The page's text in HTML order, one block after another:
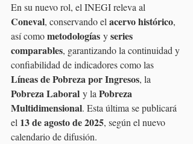
En su nuevo rol, el INEGI releva al
Coneval, conservando el acervo histórico,
así como metodologías y series
comparables, garantizando la continuidad y
confiabilidad de indicadores como las
Líneas de Pobreza por Ingresos, la
Pobreza Laboral y la Pobreza
Multidimensional. Esta última se publicará
el 13 de agosto de 2025, según el nuevo
calendario de difusión.